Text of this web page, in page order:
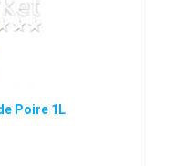
Poire 1L